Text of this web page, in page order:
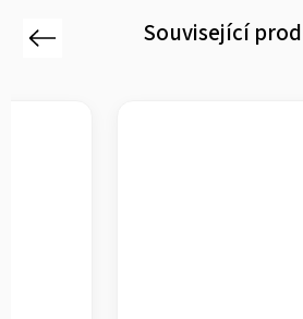
Související
Previous